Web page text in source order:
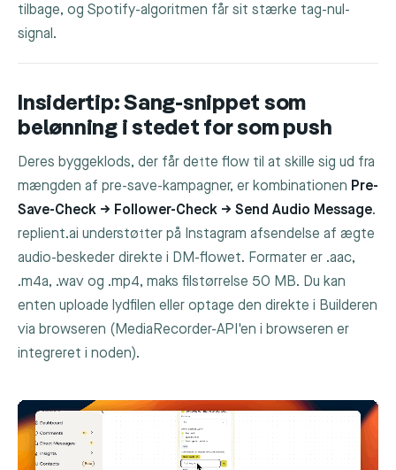
tilbage, og Spotify-algoritmen får sit stærke tag-nul-
signal.
Insidertip: Sang-snippet som
belønning i stedet for som push
Deres byggeklods, der får dette flow til at skille sig ud fra
mængden af pre-save-kampagner, er kombinationen Pre-
Save-Check → Follower-Check → Send Audio Message.
replient.ai understøtter på Instagram afsendelse af ægte
audio-beskeder direkte i DM-flowet. Formater er .aac,
.m4a, .wav og .mp4, maks filstørrelse 50 MB. Du kan
enten uploade lydfilen eller optage den direkte i Builderen
via browseren (MediaRecorder-API'en i browseren er
integreret i noden).